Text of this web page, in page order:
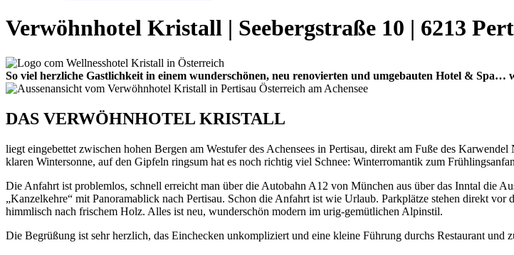
Verwöhnhotel Kristall | Seebergstraße 10 | 6213
So viel herzliche Gastlichkeit in einem wunderschönen, neu renovierten und umgebauten Hotel &
DAS VERWÖHNHOTEL KRISTALL
liegt eingebettet zwischen hohen Bergen am Westufer des Achensees in Pertisau, direkt am Fuße des
klaren Wintersonne, auf den Gipfeln ringsum hat es noch richtig viel Schnee: Winterromantik zum
Die Anfahrt ist problemlos, schnell erreicht man über die Autobahn A12 von München aus über das Inntal die
„Kanzelkehre“ mit Panoramablick nach Pertisau. Schon die Anfahrt ist wie Urlaub. Parkplätze stehen direkt
himmlisch nach frischem Holz. Alles ist neu, wunderschön modern im urig-gemütlichen Alpinstil.
Die Begrüßung ist sehr herzlich, das Einchecken unkompliziert und eine kleine Führung durchs Restaurant und